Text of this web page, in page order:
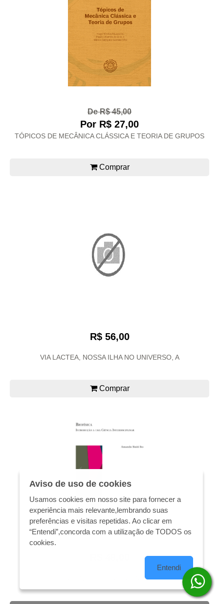
De R$ 45,00
Por R$ 27,00
TÓPICOS DE MECÂNICA CLÁSSICA E TEORIA DE GRUPOS
Comprar
R$ 56,00
VIA LACTEA, NOSSA ILHA NO UNIVERSO, A
Comprar
BIOFÍSICA - INTRODUÇÃO A UMA CIÊNCIA...
Aviso de uso de cookies
Usamos cookies em nosso site para fornecer a
experiência mais relevante,lembrando suas
preferências e visitas repetidas. Ao clicar em
“Entendi”,concorda com a utilização de TODOS os
cookies.
Entendi